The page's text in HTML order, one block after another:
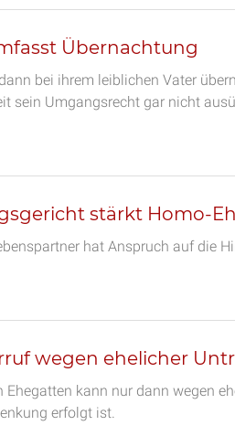
Übernachtung
bei ihrem leiblichen Vater
sein Umgangsrecht gar nicht
stärkt Homo-
hat Anspruch auf die
wegen ehelicher
Ehegatten kann nur dann wegen
erfolgt ist.